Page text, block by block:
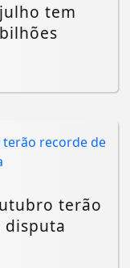
tem
terão
disputa